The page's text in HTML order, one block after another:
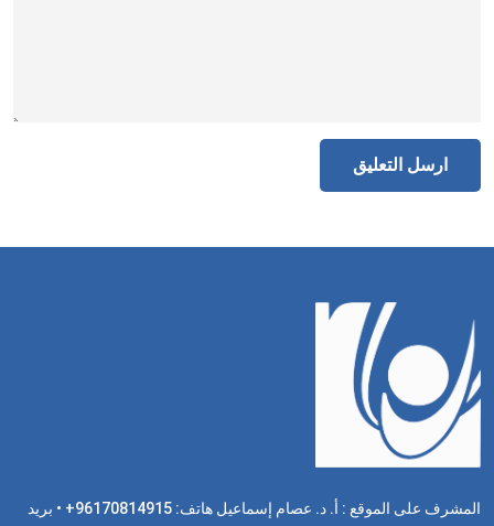
المشرف على الموقع : أ. د. عصام إسماعيل هاتف: 96170814915+ • بريد